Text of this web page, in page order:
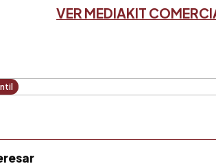
VER MEDIAKIT